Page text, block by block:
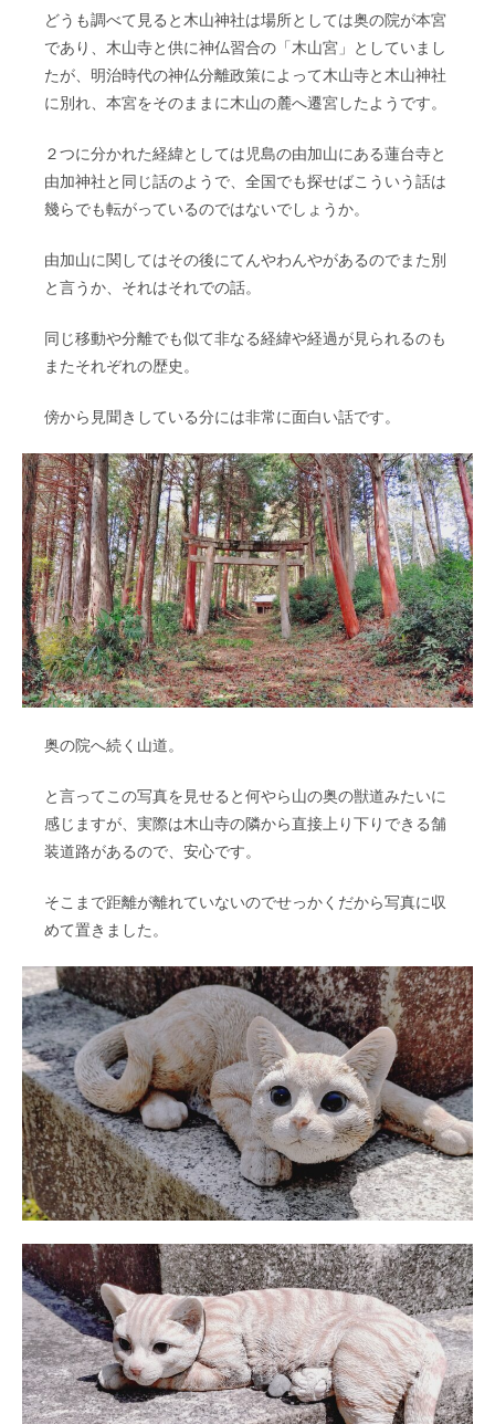
どうも調べて見ると木山神社は場所としては奥の院が本宮
であり、木山寺と供に神仏習合の「木山宮」としていまし
たが、明治時代の神仏分離政策によって木山寺と木山神社
に別れ、本宮をそのままに木山の麓へ遷宮したようです。
２つに分かれた経緯としては児島の由加山にある蓮台寺と
由加神社と同じ話のようで、全国でも探せばこういう話は
幾らでも転がっているのではないでしょうか。
由加山に関してはその後にてんやわんやがあるのでまた別
と言うか、それはそれでの話。
同じ移動や分離でも似て非なる経緯や経過が見られるのも
またそれぞれの歴史。
傍から見聞きしている分には非常に面白い話です。
奥の院へ続く山道。
と言ってこの写真を見せると何やら山の奥の獣道みたいに
感じますが、実際は木山寺の隣から直接上り下りできる舗
装道路があるので、安心です。
そこまで距離が離れていないのでせっかくだから写真に収
めて置きました。